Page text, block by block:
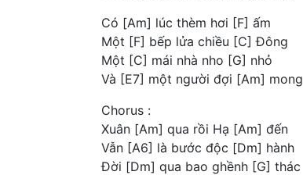
Có [Am] lúc thèm hơi [F] ấm
Một [F] bếp lửa chiều [C] Đông
Một [C] mái nhà nho [G] nhỏ
Và [E7] một người đợi [Am] mong
Chorus :
Xuân [Am] qua rồi Hạ [Am] đến
Vẫn [A6] là bước độc [Dm] hành
Đời [Dm] qua bao ghềnh [G] thác